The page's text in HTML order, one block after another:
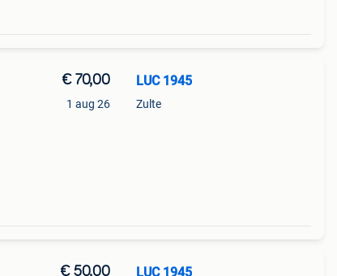
€ 70,00
1 aug 26
LUC 1945
Zulte
€ 50,00 LUC 1945